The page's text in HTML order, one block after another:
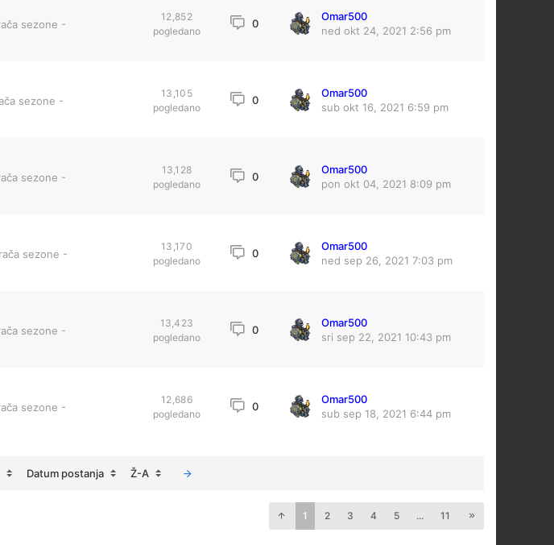
sezone -
12,852
pogledano
0
Omar500
ned okt 24, 2021 2:56 pm
sezone -
13,105
pogledano
0
Omar500
sub okt 16, 2021 6:59 pm
sezone -
13,128
pogledano
0
Omar500
pon okt 04, 2021 8:09 pm
sezone -
13,170
pogledano
0
Omar500
ned sep 26, 2021 7:03 pm
sezone -
13,423
pogledano
0
Omar500
sri sep 22, 2021 10:43 pm
sezone -
12,686
pogledano
0
Omar500
sub sep 18, 2021 6:44 pm
Datum postanja Ž-A
1 2 3 4 5 ... 11